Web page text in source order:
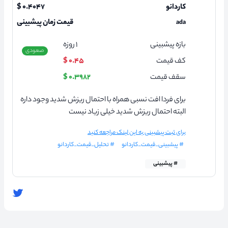
کاردانو
ada
۰.۴۰۴۷ $
قیمت زمان پیشبینی
بازه پیشبینی
کف قیمت
سقف قیمت
۱روزه
۰.۴۵ $
۰.۳۹۸۲ $
صعودی
برای فردا افت نسبی همراه با احتمال ریزش شدید وجود داره
البته احتمال ریزش شدید خیلی زیاد نیست
برای ثبت پیشبینی به این لینک مراجعه کنید
# پیشبینی_قیمت_کاردانو
# تحلیل_قیمت_کاردانو
# پیشبینی